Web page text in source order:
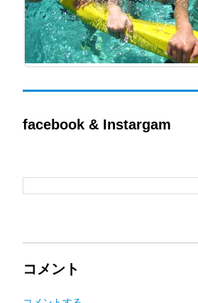
facebook & Instargam
コメント